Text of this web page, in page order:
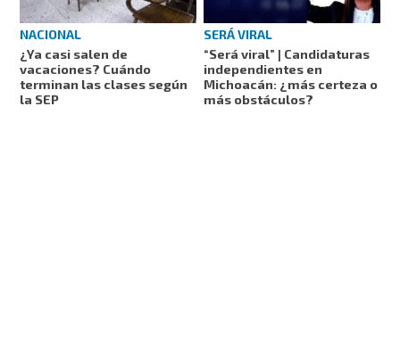
NACIONAL
¿Ya casi salen de
vacaciones? Cuándo
terminan las clases según
la SEP
SERÁ VIRAL
“Será viral” | Candidaturas
independientes en
Michoacán: ¿más certeza o
más obstáculos?